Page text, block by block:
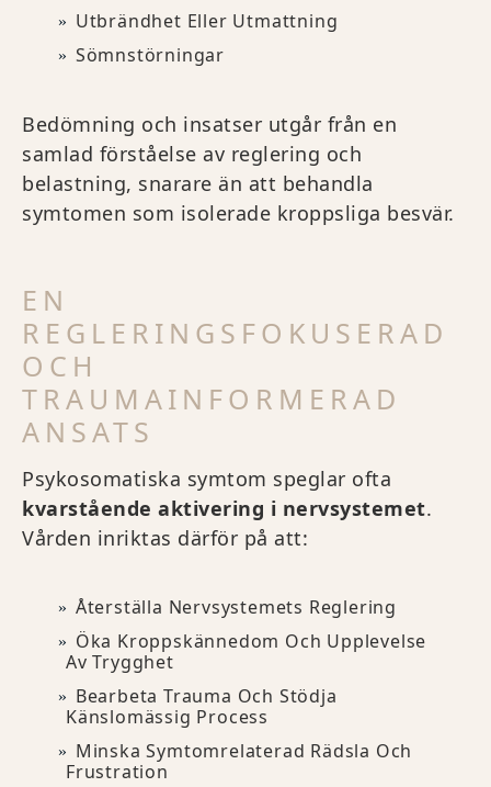
Utbrändhet Eller Utmattning
Sömnstörningar
Bedömning och insatser utgår från en
samlad förståelse av reglering och
belastning, snarare än att behandla
symtomen som isolerade kroppsliga besvär.
EN
REGLERINGSFOKUSERAD
OCH
TRAUMAINFORMERAD
ANSATS
Psykosomatiska symtom speglar ofta
kvarstående aktivering i nervsystemet.
Vården inriktas därför på att:
Återställa Nervsystemets Reglering
Öka Kroppskännedom Och Upplevelse
Av Trygghet
Bearbeta Trauma Och Stödja
Känslomässig Process
Minska Symtomrelaterad Rädsla Och
Frustration